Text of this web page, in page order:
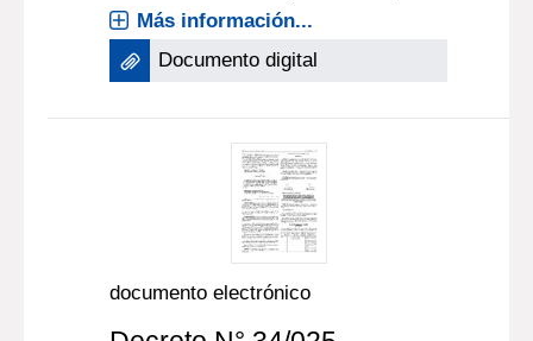
Más información...
Documento digital
documento electrónico